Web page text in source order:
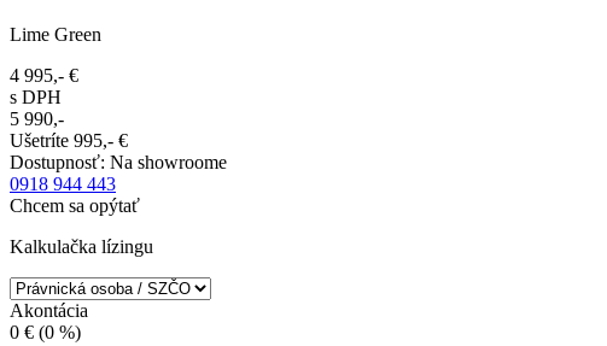
Lime Green
4 995,- €
s DPH
5 990,-
Ušetríte 995,- €
Dostupnosť: Na showroome
0918 944 443
Chcem sa opýtať
Kalkulačka lízingu
Akontácia
0 € (0 %)